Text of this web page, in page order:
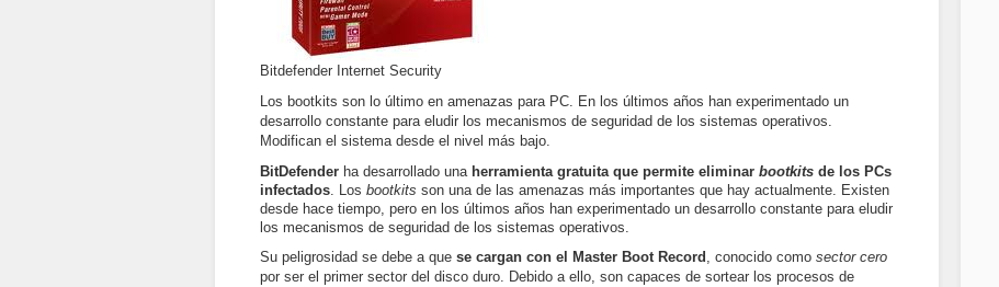
Bitdefender Internet Security
Los bootkits son lo último en amenazas para PC. En los últimos años han experimentado un
desarrollo constante para eludir los mecanismos de seguridad de los sistemas operativos.
Modifican el sistema desde el nivel más bajo.
BitDefender ha desarrollado una herramienta gratuita que permite eliminar bootkits de los PCs
infectados. Los bootkits son una de las amenazas más importantes que hay actualmente. Existen
desde hace tiempo, pero en los últimos años han experimentado un desarrollo constante para eludir
los mecanismos de seguridad de los sistemas operativos.
Su peligrosidad se debe a que se cargan con el Master Boot Record , conocido como sector cero
por ser el primer sector del disco duro. Debido a ello, son capaces de sortear los procesos de